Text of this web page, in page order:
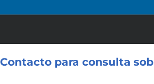
Contacto para consulta